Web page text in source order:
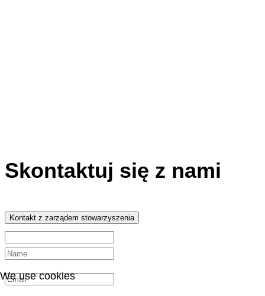
Skontaktuj się z nami
Kontakt z zarządem stowarzyszenia
We use cookies